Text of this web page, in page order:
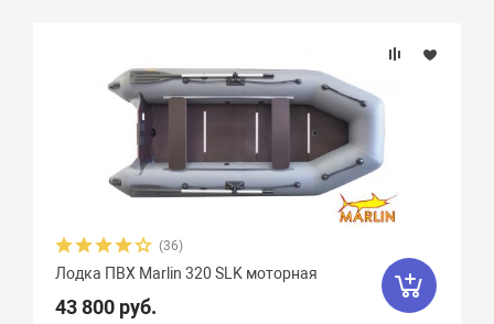
(36)
Лодка ПВХ Marlin 320 SLK моторная
43 800 руб.